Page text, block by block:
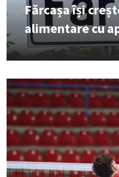
Fărcașa își
alimentare cu